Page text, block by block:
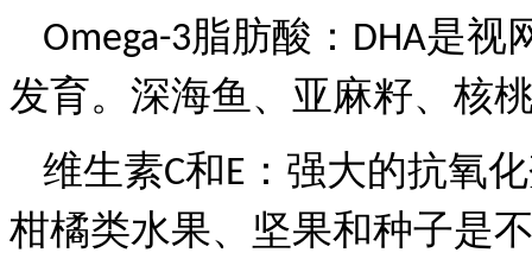
Omega-3脂肪酸： DHA是视
发育。深海鱼、亚麻籽、核
维生素C和E ：强大的抗氧
柑橘类水果、坚果和种子是